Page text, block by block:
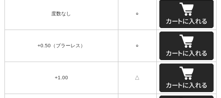
度数なし ○
+0.50（ブラーレス） ○
+1.00 △